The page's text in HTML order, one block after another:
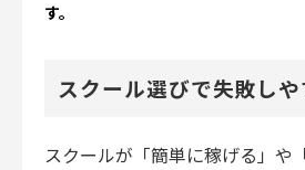
す。
スクール選びで失敗しや
スクールが「簡単に稼げる」や